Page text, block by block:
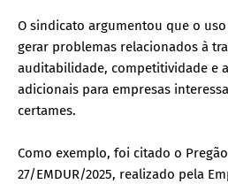
O sindicato argumentou que o
gerar problemas relacionados à
auditabilidade, competitividade e
adicionais para empresas
certames.
Como exemplo, foi citado o
27/EMDUR/2025, realizado pela